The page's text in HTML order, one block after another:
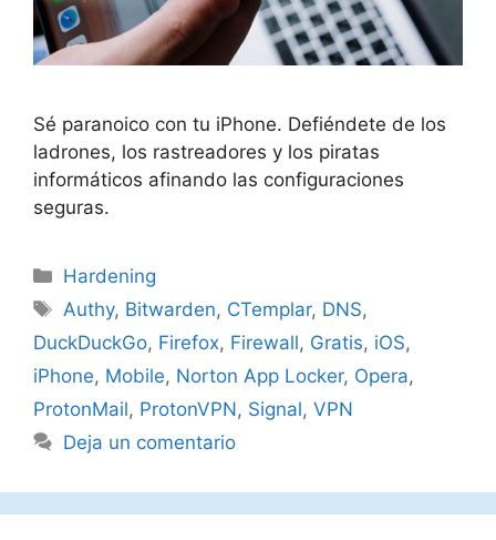
Sé paranoico con tu iPhone. Defiéndete de los
ladrones, los rastreadores y los piratas
informáticos afinando las configuraciones
seguras.
Categorías
Hardening
Etiquetas
Authy, Bitwarden, CTemplar, DNS,
DuckDuckGo, Firefox, Firewall, Gratis, iOS,
iPhone, Mobile, Norton App Locker, Opera,
ProtonMail, ProtonVPN, Signal, VPN
Deja un comentario